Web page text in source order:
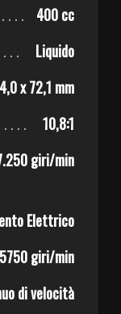
400 cc
Liquido
x 72,1 mm
10,8:1
giri/min
Elettrico
giri/min
di velocità